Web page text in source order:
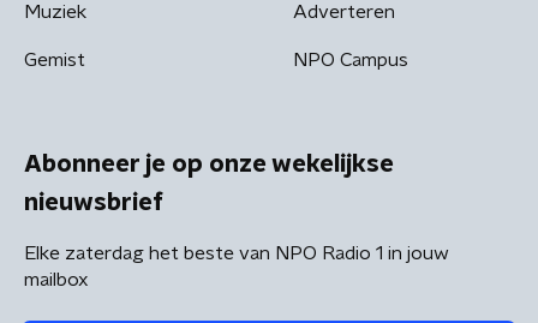
Muziek
Gemist
Adverteren
NPO Campus
Abonneer je op onze wekelijkse
nieuwsbrief
Elke zaterdag het beste van NPO Radio 1 in jouw
mailbox